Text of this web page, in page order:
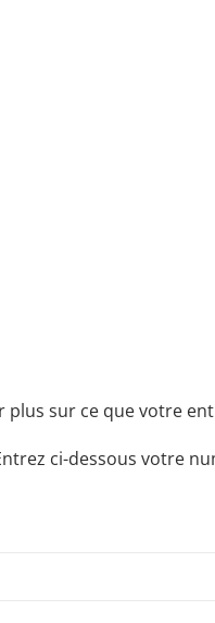
plus sur ce que votre
ci-dessous votre